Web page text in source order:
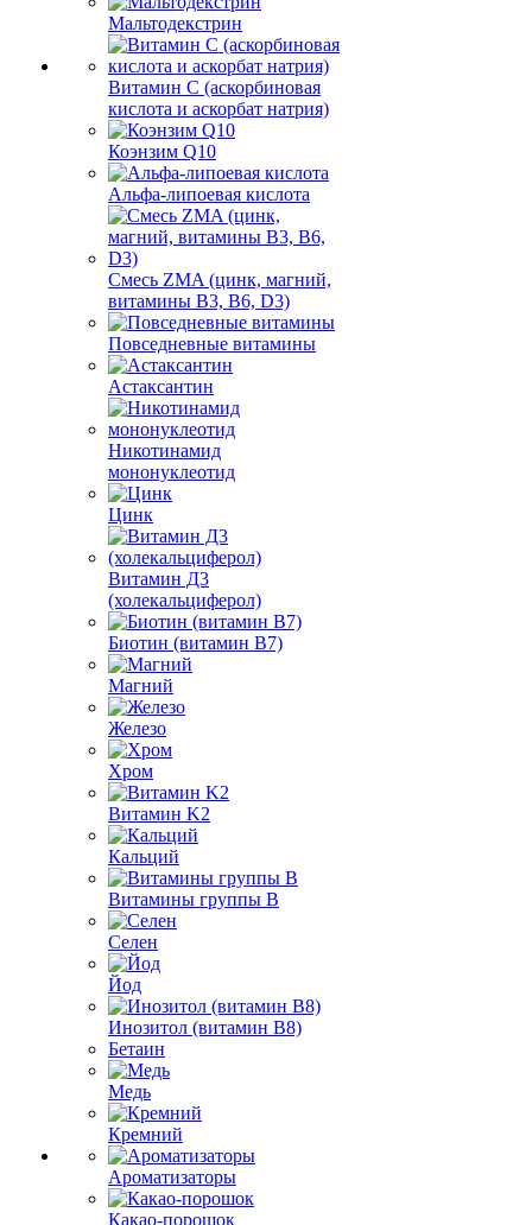
Мальтодекстрин
Витамин C (аскорбиновая
кислота и аскорбат натрия)
Коэнзим Q10
Альфа-липоевая кислота
Смесь ZMA (цинк, магний,
витамины B3, B6, D3)
Повседневные витамины
Астаксантин
Никотинамид
мононуклеотид
Цинк
Витамин Д3
(холекальциферол)
Биотин (витамин B7)
Магний
Железо
Хром
Витамин K2
Кальций
Витамины группы B
Селен
Йод
Инозитол (витамин B8)
Бетаин
Медь
Кремний
Ароматизаторы
Какао-порошок